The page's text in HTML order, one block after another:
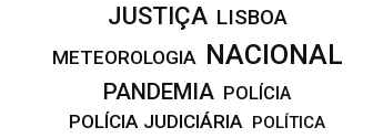
JUSTIÇA LISBOA
METEOROLOGIA NACIONAL
PANDEMIA POLÍCIA
POLÍCIA JUDICIÁRIA POLÍTICA